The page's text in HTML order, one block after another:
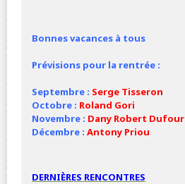
Bonnes vacances à tous
Prévisions pour la rentrée :
Septembre : Serge Tisseron
Octobre : Roland Gori
Novembre : Dany Robert Dufour
Décembre : Antony Priou
DERNIÈRES RENCONTRES